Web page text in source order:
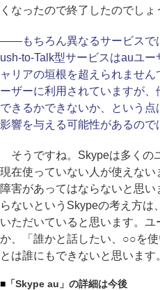
くなったので終了したのでし
――もちろん異なるサービスで
ush-to-Talk型サービスはauユ
ャリアの垣根を超えられませ
ーザーに利用されていますが
できるかできないか、という
影響を与える可能性があるので
そうですね。Skypeは多くの
現在使っていない人が使えない
障害があってはならないと思
らないというSkypeの考え方は
いただいていると思います。
か、「誰かと話したい、○○を
とは誰にもできないと思います
■ 「Skype au」の詳細は今後